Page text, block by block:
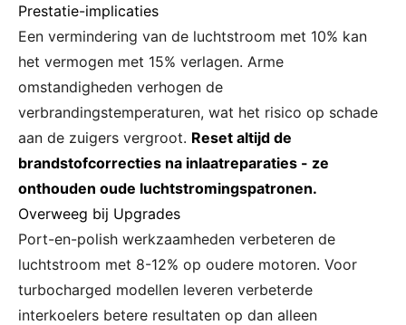
Prestatie-implicaties
Een vermindering van de luchtstroom met 10% kan
het vermogen met 15% verlagen. Arme
omstandigheden verhogen de
verbrandingstemperaturen, wat het risico op schade
aan de zuigers vergroot. Reset altijd de
brandstofcorrecties na inlaatreparaties - ze
onthouden oude luchtstromingspatronen.
Overweeg bij Upgrades
Port-en-polish werkzaamheden verbeteren de
luchtstroom met 8-12% op oudere motoren. Voor
turbocharged modellen leveren verbeterde
interkoelers betere resultaten op dan alleen